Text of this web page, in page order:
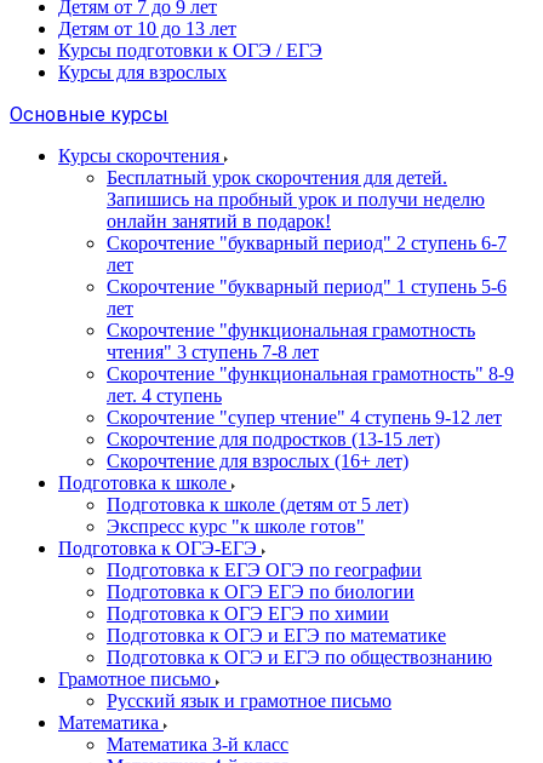
Детям от 7 до 9 лет
Детям от 10 до 13 лет
Курсы подготовки к ОГЭ / ЕГЭ
Курсы для взрослых
Основные курсы
Курсы скорочтения
Бесплатный урок скорочтения для детей.
Запишись на пробный урок и получи неделю
онлайн занятий в подарок!
Cкорочтение "букварный период" 2 ступень 6-7
лет
Скорочтение "букварный период" 1 ступень 5-6
лет
Скорочтение "функциональная грамотность
чтения" 3 ступень 7-8 лет
Скорочтение "функциональная грамотность" 8-9
лет. 4 ступень
Скорочтение "супер чтение" 4 ступень 9-12 лет
Скорочтение для подростков (13-15 лет)
Cкорочтение для взрослых (16+ лет)
Подготовка к школе
Подготовка к школе (детям от 5 лет)
Экспресс курс "к школе готов"
Подготовка к ОГЭ-ЕГЭ
Подготовка к ЕГЭ ОГЭ по географии
Подготовка к ОГЭ ЕГЭ по биологии
Подготовка к ОГЭ ЕГЭ по химии
Подготовка к ОГЭ и ЕГЭ по математике
Подготовка к ОГЭ и ЕГЭ по обществознанию
Грамотное письмо
Русский язык и грамотное письмо
Математика
Математика 3-й класс